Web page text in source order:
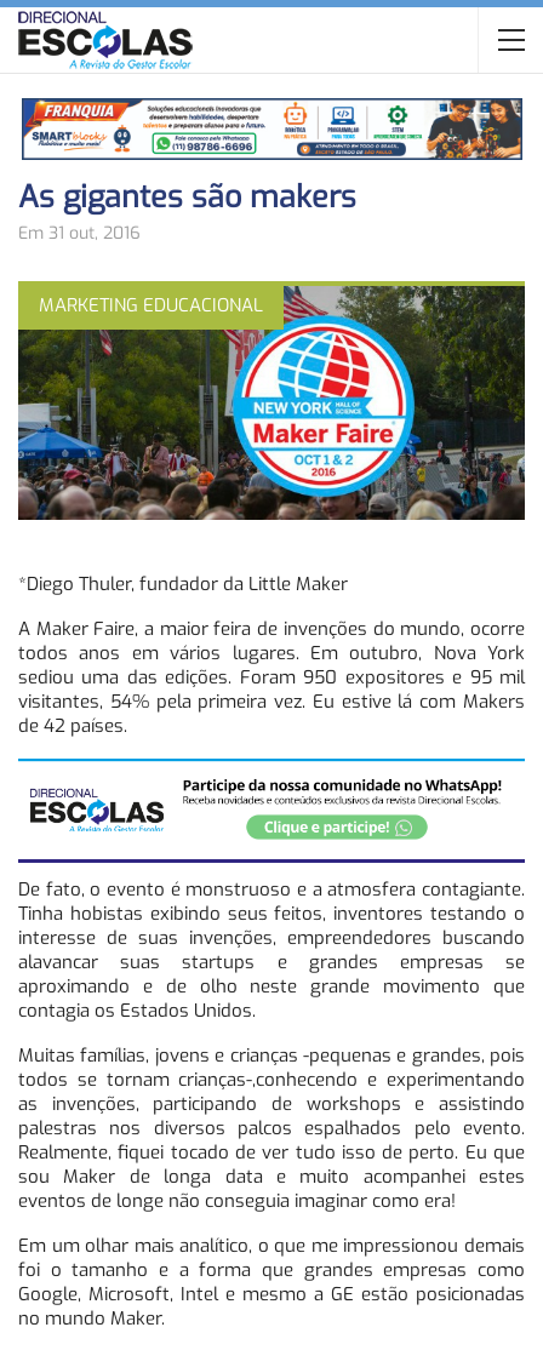
As gigantes são makers
Em 31 out, 2016
MARKETING EDUCACIONAL
*Diego Thuler, fundador da Little Maker
A Maker Faire, a maior feira de invenções do mundo, ocorre
todos anos em vários lugares. Em outubro, Nova York
sediou uma das edições. Foram 950 expositores e 95 mil
visitantes, 54% pela primeira vez. Eu estive lá com Makers
de 42 países.
De fato, o evento é monstruoso e a atmosfera contagiante.
Tinha hobistas exibindo seus feitos, inventores testando o
interesse de suas invenções, empreendedores buscando
alavancar suas startups e grandes empresas se
aproximando e de olho neste grande movimento que
contagia os Estados Unidos.
Muitas famílias, jovens e crianças -pequenas e grandes, pois
todos se tornam crianças-,conhecendo e experimentando
as invenções, participando de workshops e assistindo
palestras nos diversos palcos espalhados pelo evento.
Realmente, fiquei tocado de ver tudo isso de perto. Eu que
sou Maker de longa data e muito acompanhei estes
eventos de longe não conseguia imaginar como era!
Em um olhar mais analítico, o que me impressionou demais
foi o tamanho e a forma que grandes empresas como
Google, Microsoft, Intel e mesmo a GE estão posicionadas
no mundo Maker.